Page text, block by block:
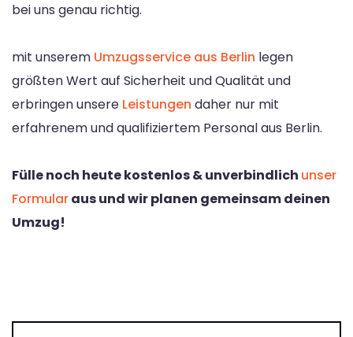
bei uns genau richtig.
mit unserem Umzugsservice aus Berlin legen
größten Wert auf Sicherheit und Qualität und
erbringen unsere Leistungen daher nur mit
erfahrenem und qualifiziertem Personal aus Berlin.
Fülle noch heute kostenlos & unverbindlich unser
Formularaus und wir planen gemeinsam deinen
Umzug!